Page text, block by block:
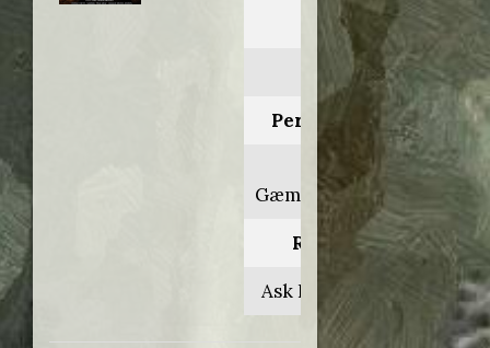
Anno:
Personaggio:
Dott.
Gæmelkrå/Pulce
Regia di:
Ask Hasselbalch